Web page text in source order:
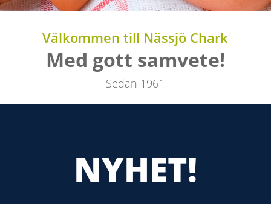
Välkommen till Nässjö Chark
Med gott samvete!
Sedan 1961
NYHET!